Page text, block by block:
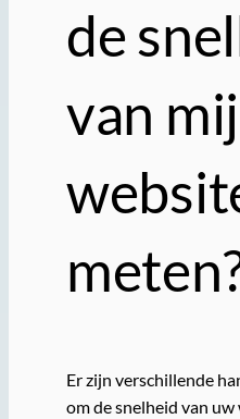
de
van
Er zijn verschillende
om de snelheid van